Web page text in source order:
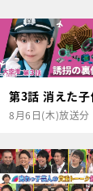
第3話 消えた子
8月6日(木)放送分